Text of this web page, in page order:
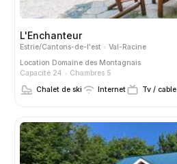
L'Enchanteur
Estrie/Cantons-de-l'est
Val-Racine
Location Domaine des Montagnais
Capacité 24
Chambres 5
Chalet de ski
Internet Tv / cable